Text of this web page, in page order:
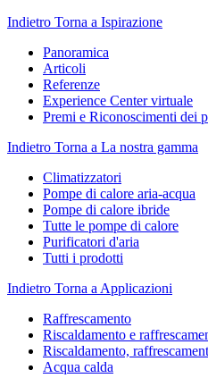
Indietro Torna a Ispirazione
Panoramica
Articoli
Referenze
Experience Center virtuale
Premi e Riconoscimenti dei
Indietro Torna a La nostra gamma
Climatizzatori
Pompe di calore aria-acqua
Pompe di calore ibride
Tutte le pompe di calore
Purificatori d'aria
Tutti i prodotti
Indietro Torna a Applicazioni
Raffrescamento
Riscaldamento e
Riscaldamento,
Acqua calda